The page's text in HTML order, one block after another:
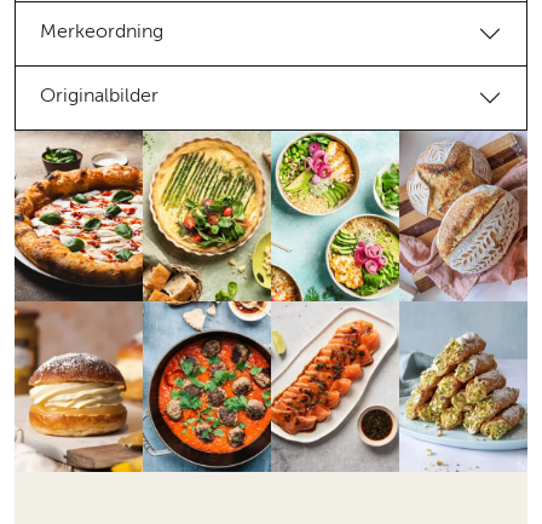
Merkeordning
Originalbilder